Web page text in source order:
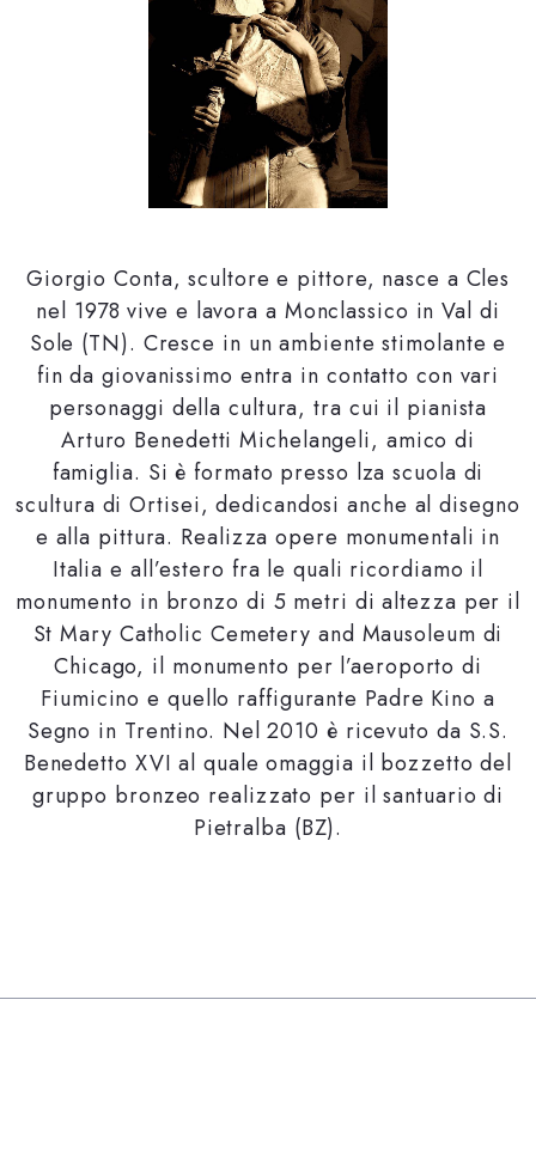
Giorgio Conta, scultore e pittore, nasce a Cles
nel 1978 vive e lavora a Monclassico in Val di
Sole (TN). Cresce in un ambiente stimolante e
fin da giovanissimo entra in contatto con vari
personaggi della cultura, tra cui il pianista
Arturo Benedetti Michelangeli, amico di
famiglia. Si è formato presso lza scuola di
scultura di Ortisei, dedicandosi anche al disegno
e alla pittura. Realizza opere monumentali in
Italia e all’estero fra le quali ricordiamo il
monumento in bronzo di 5 metri di altezza per il
St Mary Catholic Cemetery and Mausoleum di
Chicago, il monumento per l’aeroporto di
Fiumicino e quello raffigurante Padre Kino a
Segno in Trentino. Nel 2010 è ricevuto da S.S.
Benedetto XVI al quale omaggia il bozzetto del
gruppo bronzeo realizzato per il santuario di
Pietralba (BZ).